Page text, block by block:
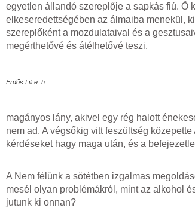
egyetlen állandó szereplője a sapkás fiú. Ő
elkeseredettségében az álmaiba menekül,
szereplőként a mozdulataival és a
megérthetővé és átélhetővé teszi.
Erdős Lili e. h.
magányos lány, akivel egy rég halott
nem ad. A végsőkig vitt feszültség
kérdéseket hagy maga után, és a
A Nem félünk a sötétben izgalmas
mesél olyan problémákról, mint az alkohol
jutunk ki onnan?